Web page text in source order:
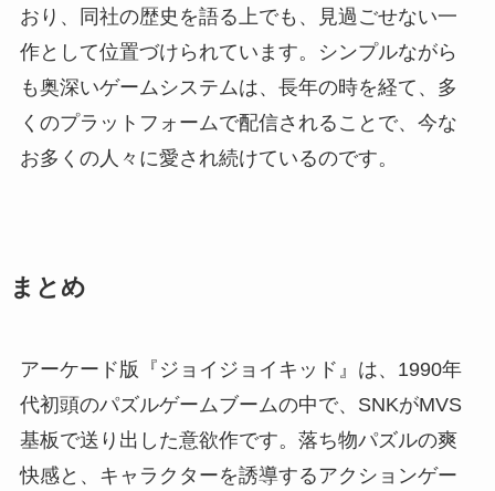
おり、同社の歴史を語る上でも、見過ごせない一
作として位置づけられています。シンプルながら
も奥深いゲームシステムは、長年の時を経て、多
くのプラットフォームで配信されることで、今な
お多くの人々に愛され続けているのです。
まとめ
アーケード版『ジョイジョイキッド』は、1990年
代初頭のパズルゲームブームの中で、SNKがMVS
基板で送り出した意欲作です。落ち物パズルの爽
快感と、キャラクターを誘導するアクションゲー